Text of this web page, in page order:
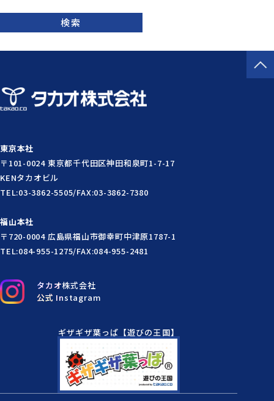
検索
タカオ株式会社
公式 Instagram
東京本社
〒101-0024 東京都千代田区神田和泉町1-7-17
KENタカオビル
TEL:03-3862-5505/FAX:03-3862-7380
福山本社
〒720-0004 広島県福山市御幸町中津原1787-1
TEL:084-955-1275/FAX:084-955-2481
ギザギザ葉っぱ【遊びの王国】